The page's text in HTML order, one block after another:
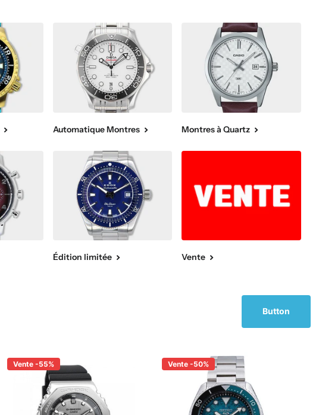
Automatique Montres Montres à Quartz
Édition limitée Vente
Button
Vente -55% Vente -50%